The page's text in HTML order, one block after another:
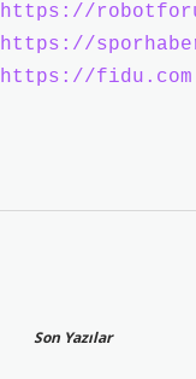
https://
https://
https://
Son Yazılar